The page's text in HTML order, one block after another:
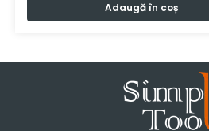
Adaugă în coș